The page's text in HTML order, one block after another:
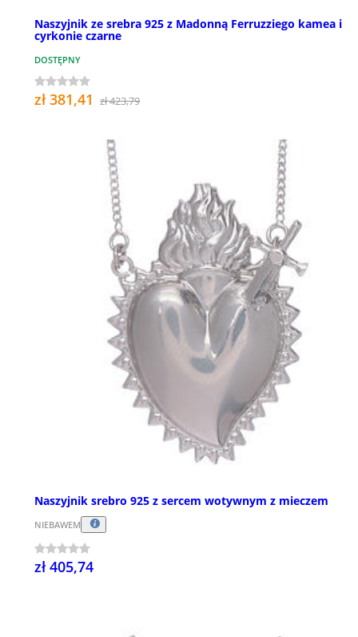
Naszyjnik ze srebra 925 z Madonną Ferruzziego kamea i
cyrkonie czarne
DOSTĘPNY
zł 381,41 zł 423,79
Naszyjnik srebro 925 z sercem wotywnym z mieczem
NIEBAWEM
zł 405,74